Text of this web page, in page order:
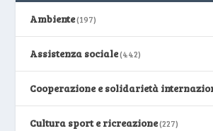
Ambiente(197)
Assistenza sociale(442)
Cooperazione e solidarietà
Cultura sport e ricreazione(227)